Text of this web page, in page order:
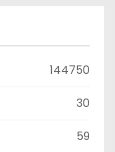
144750
30
59